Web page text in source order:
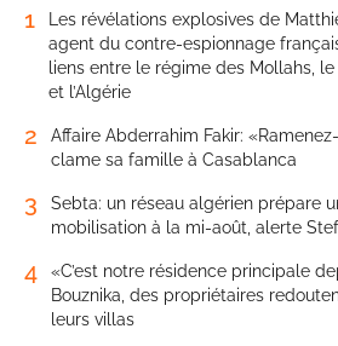
1
Les révélations explosives de
agent du contre-espionnage
liens entre le régime des Mollahs,
et l’Algérie
2
Affaire Abderrahim Fakir:
clame sa famille à Casablanca
3
Sebta: un réseau algérien prépare
mobilisation à la mi-août, alerte
4
«C’est notre résidence principale
Bouznika, des propriétaires
leurs villas